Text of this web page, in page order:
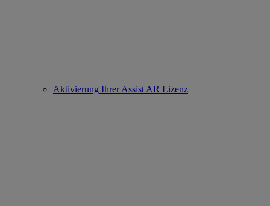
Aktivierung Ihrer Assist AR Lizenz